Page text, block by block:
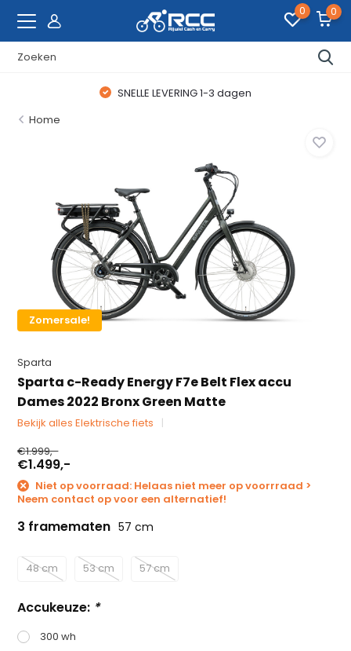
0 0
SNELLE LEVERING 1-3 dagen
Home
Zomersale!
Sparta
Sparta c-Ready Energy F7e Belt Flex accu
Dames 2022 Bronx Green Matte
Bekijk alles Elektrische fiets
€1.999,-
€1.499,-
Niet op voorraad: Helaas niet meer op voorrraad >
Neem contact op voor een alternatief!
3 framematen 57 cm
48 cm 53 cm 57 cm
Accukeuze: *
300 wh